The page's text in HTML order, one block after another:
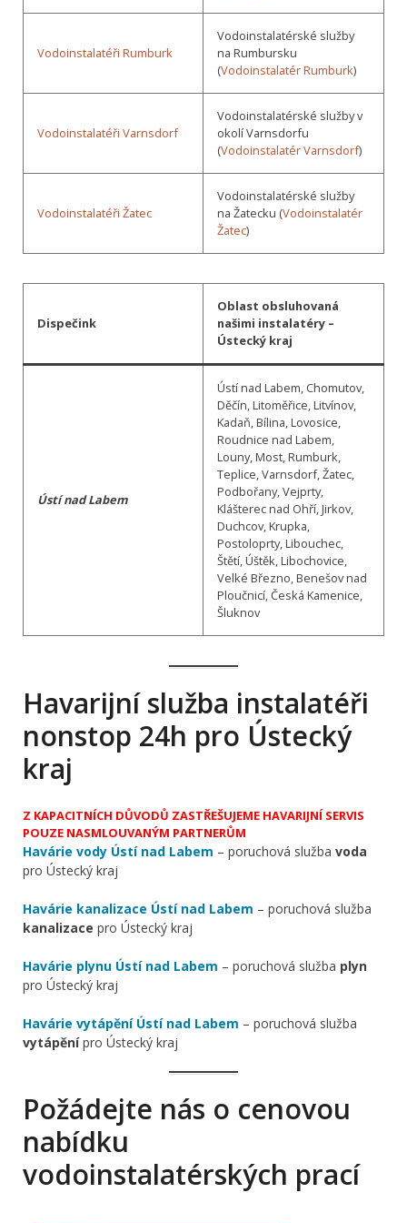
Vodoinstalatéři Rumburk
Vodoinstalatérské služby
na Rumbursku
(Vodoinstalatér Rumburk)
Vodoinstalatéři Varnsdorf
Vodoinstalatérské služby v
okolí Varnsdorfu
(Vodoinstalatér Varnsdorf)
Vodoinstalatéři Žatec
Vodoinstalatérské služby
na Žatecku (Vodoinstalatér
Žatec)
Dispečink
Oblast obsluhovaná
našimi instalatéry –
Ústecký kraj
Ústí nad Labem
Ústí nad Labem, Chomutov,
Děčín, Litoměřice, Litvínov,
Kadaň, Bílina, Lovosice,
Roudnice nad Labem,
Louny, Most, Rumburk,
Teplice, Varnsdorf, Žatec,
Podbořany, Vejprty,
Klášterec nad Ohří, Jirkov,
Duchcov, Krupka,
Postoloprty, Libouchec,
Štětí, Úštěk, Libochovice,
Velké Březno, Benešov nad
Ploučnicí, Česká Kamenice,
Šluknov
Havarijní služba instalatéři
nonstop 24h pro Ústecký
kraj
Z KAPACITNÍCH DŮVODŮ ZASTŘEŠUJEME HAVARIJNÍ SERVIS
POUZE NASMLOUVANÝM PARTNERŮM
Havárie vody Ústí nad Labem – poruchová služba voda
pro Ústecký kraj
Havárie kanalizace Ústí nad Labem – poruchová služba
kanalizace pro Ústecký kraj
Havárie plynu Ústí nad Labem – poruchová služba plyn
pro Ústecký kraj
Havárie vytápění Ústí nad Labem – poruchová služba
vytápěnípro Ústecký kraj
Požádejte nás o cenovou
nabídku
vodoinstalatérských prací